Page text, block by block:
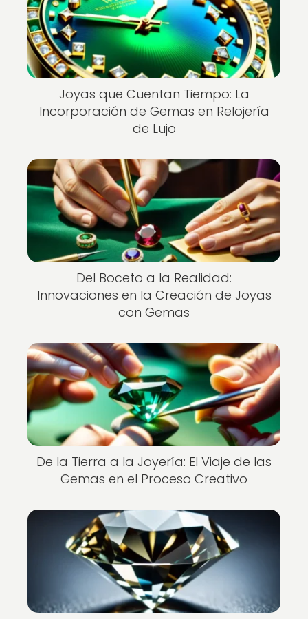
Joyas que Cuentan Tiempo: La
Incorporación de Gemas en Relojería
de Lujo
Del Boceto a la Realidad:
Innovaciones en la Creación de Joyas
con Gemas
De la Tierra a la Joyería: El Viaje de las
Gemas en el Proceso Creativo